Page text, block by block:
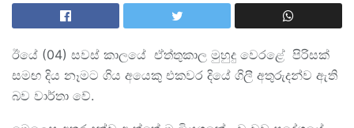
ඊයේ (04) සවස් කාලයේ ඒත්තුකාල මුහුදු වෙරළේ පිරිසක්
සමඟ දිය නෑමට ගිය අයෙකු එකවර දියේ ගිලී අතුරුදන්ව ඇති
බව වාර්තා වේ.